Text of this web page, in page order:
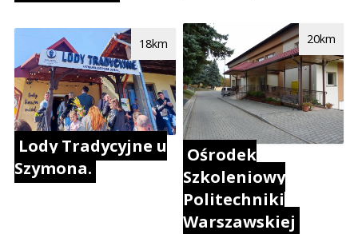
Lody Tradycyjne u
Szymona.
18km
Ośrodek
Szkoleniowy
Politechniki
Warszawskiej
20km